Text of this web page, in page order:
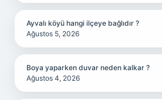
Ayvalı köyü hangi ilçeye bağlıdır ?
Ağustos 5, 2026
Boya yaparken duvar neden kalkar ?
Ağustos 4, 2026